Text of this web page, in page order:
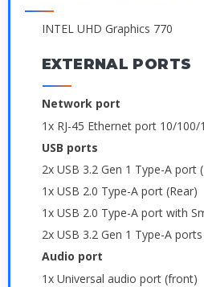
INTEL UHD Graphics 770
EXTERNAL PORTS
Network port
1x RJ-45 Ethernet port 10/100/
USB ports
2x USB 3.2 Gen 1 Type-A port
1x USB 2.0 Type-A port (Rear)
1x USB 2.0 Type-A port with
2x USB 3.2 Gen 1 Type-A
Audio port
1x Universal audio port (front)